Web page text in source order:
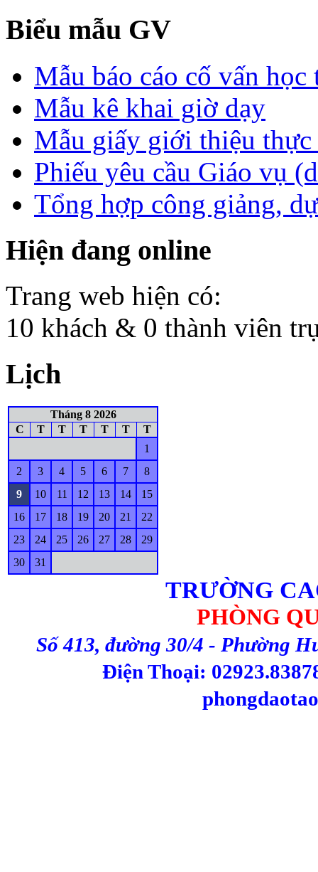
Biểu mẫu GV
Mẫu báo cáo cố vấn học
Mẫu kê khai giờ dạy
Mẫu giấy giới thiệu thực
Phiếu yêu cầu Giáo vụ
Tổng hợp công giảng,
Hiện đang online
Trang web hiện có:
10 khách & 0 thành viên
Lịch
Tháng 8 2026
C
T T T T T
T
1
2
3 4 5 6 7
8
9
10 11 12 13 14
15
16
17 18 19 20 21
22
23
24 25 26 27 28
29
30
31
TRƯỜNG
PHÒNG
Số 413, đường 30/4 - Phường
Điện Thoại: